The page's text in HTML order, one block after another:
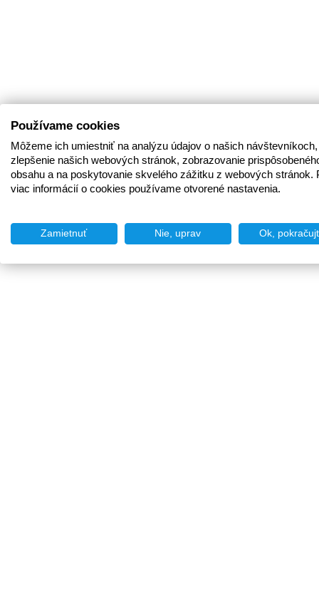
Používame cookies
Môžeme ich umiestniť na analýzu údajov o našich
zlepšenie našich webových stránok, zobrazovanie
obsahu a na poskytovanie skvelého zážitku z webových stránok.
viac informácií o cookies používame otvorené nastavenia.
Zamietnuť Nie, uprav Ok,